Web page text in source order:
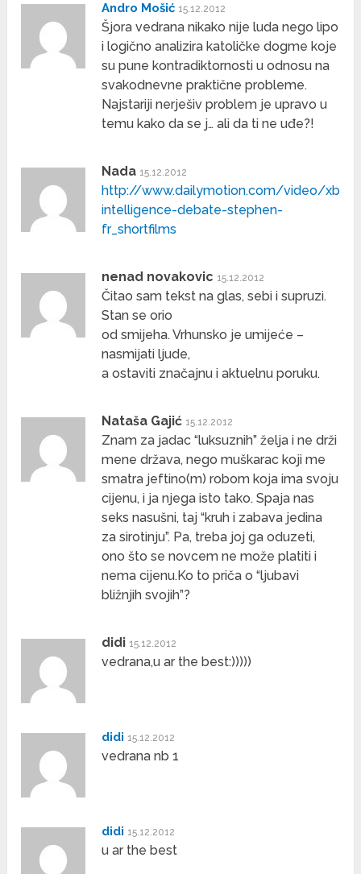
Andro Mošić 15.12.2012
Šjora vedrana nikako nije luda nego lipo
i logično analizira katoličke dogme koje
su pune kontradiktornosti u odnosu na
svakodnevne praktične probleme.
Najstariji nerješiv problem je upravo u
temu kako da se j… ali da ti ne uđe?!
Nada 15.12.2012
http://www.dailymotion.com/video/
intelligence-debate-stephen-
fr_shortfilms
nenad novakovic 15.12.2012
Čitao sam tekst na glas, sebi i supruzi.
Stan se orio
od smijeha. Vrhunsko je umijeće –
nasmijati ljude,
a ostaviti značajnu i aktuelnu poruku.
Nataša Gajić 15.12.2012
Znam za jadac “luksuznih” želja i ne drži
mene država, nego muškarac koji me
smatra jeftino(m) robom koja ima svoju
cijenu, i ja njega isto tako. Spaja nas
seks nasušni, taj “kruh i zabava jedina
za sirotinju”. Pa, treba joj ga oduzeti,
ono što se novcem ne može platiti i
nema cijenu.Ko to priča o “ljubavi
bližnjih svojih”?
didi 15.12.2012
vedrana,u ar the best:)))))
didi 15.12.2012
vedrana nb 1
didi 15.12.2012
u ar the best